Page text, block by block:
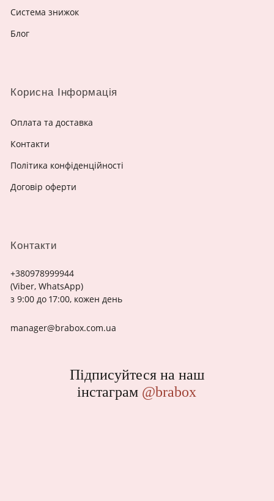
Контакти
+380978999944
(Viber, WhatsApp)
з 9:00 до 17:00, кожен день
manager@brabox.com.ua
Система знижок
Блог
Корисна Інформація
Оплата та доставка
Контакти
Політика конфіденційності
Договір оферти
Підписуйтеся на наш
інстаграм @brabox